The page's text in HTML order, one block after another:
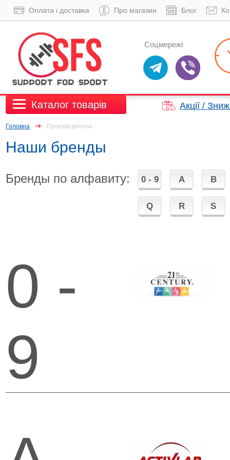
Оплата і доставка Про магазин Блог
Соцмережі
Каталог товарів Акції /
Головна Производители
Наши бренды
Бренды по алфавиту: 0 - 9 A B
Q R S
0 -
9